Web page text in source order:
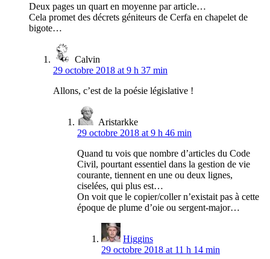
Deux pages un quart en moyenne par article…
Cela promet des décrets géniteurs de Cerfa en chapelet de
bigote…
Calvin
29 octobre 2018 at 9 h 37 min
Allons, c’est de la poésie législative !
Aristarkke
29 octobre 2018 at 9 h 46 min
Quand tu vois que nombre d’articles du Code
Civil, pourtant essentiel dans la gestion de vie
courante, tiennent en une ou deux lignes,
ciselées, qui plus est…
On voit que le copier/coller n’existait pas à cette
époque de plume d’oie ou sergent-major…
Higgins
29 octobre 2018 at 11 h 14 min